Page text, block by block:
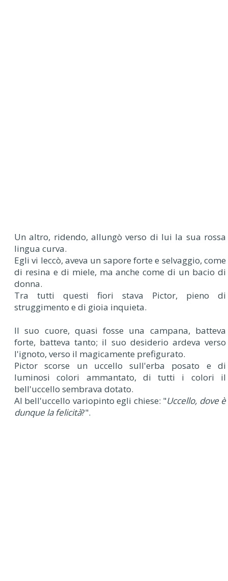
Un altro, ridendo, allungò verso di lui la sua rossa
lingua curva.
Egli vi leccò, aveva un sapore forte e selvaggio, come
di resina e di miele, ma anche come di un bacio di
donna.
Tra tutti questi fiori stava Pictor, pieno di
struggimento e di gioia inquieta.
Il suo cuore, quasi fosse una campana, batteva
forte, batteva tanto; il suo desiderio ardeva verso
l'ignoto, verso il magicamente prefigurato.
Pictor scorse un uccello sull'erba posato e di
luminosi colori ammantato, di tutti i colori il
bell'uccello sembrava dotato.
Al bell'uccello variopinto egli chiese: "Uccello, dove è
dunque la felicità?".